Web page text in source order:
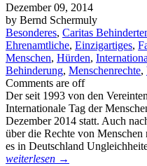
Dezember 09, 2014
by Bernd Schermuly
Besonderes, Caritas
Ehrenamtliche, Einzigartiges,
Menschen, Hürden,
Behinderung, Menschenrechte,
Comments are off
Der seit 1993 von den
Internationale Tag der
Dezember 2014 statt. Auch
über die Rechte von
es in Deutschland
weiterlesen →